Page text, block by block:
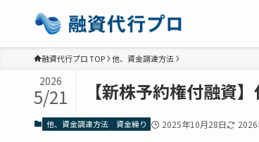
融資代行プロ TOP 他、資金調達方法
【新株予約権付融資
2026
5/21
他、資金調達方法 資金繰り 2025年10月28日